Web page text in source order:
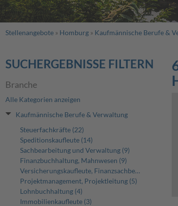
Stellenangebote Homburg Kaufmännische Berufe &
SUCHERGEBNISSE FILTERN
Branche
Alle Kategorien anzeigen
Kaufmännische Berufe & Verwaltung
Steuerfachkräfte (22)
Speditionskaufleute (14)
Sachbearbeitung und Verwaltung (9)
Finanzbuchhaltung, Mahnwesen (9)
Versicherungskaufleute, Finanzsachbearbeitung (6)
Projektmanagement, Projektleitung (5)
Lohnbuchhaltung (4)
Immobilienkaufleute (3)